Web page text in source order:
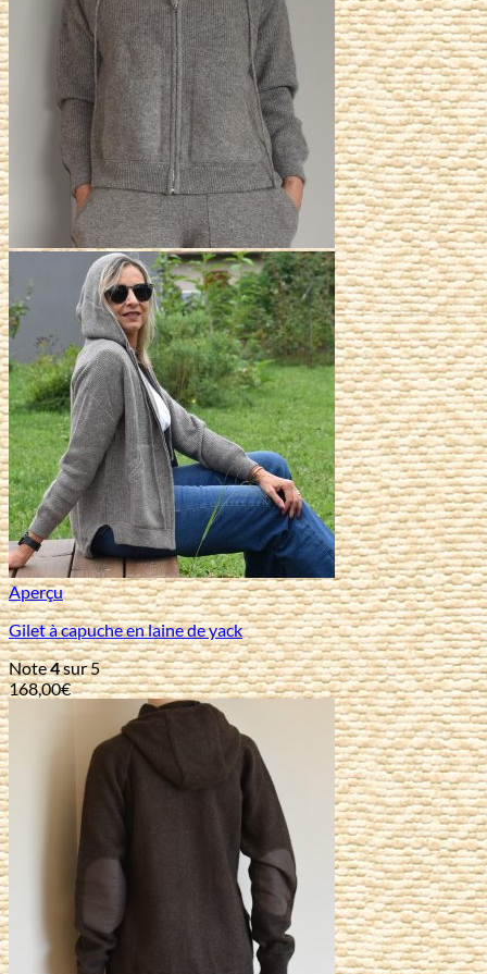
Aperçu
Gilet à capuche en laine de yack
Note4sur 5
168,00€